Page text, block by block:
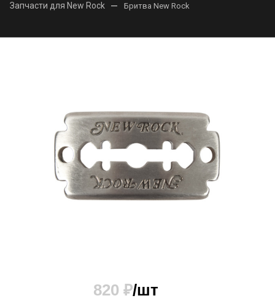
Запчасти для New Rock — Бритва New Rock
820 ₽/шт